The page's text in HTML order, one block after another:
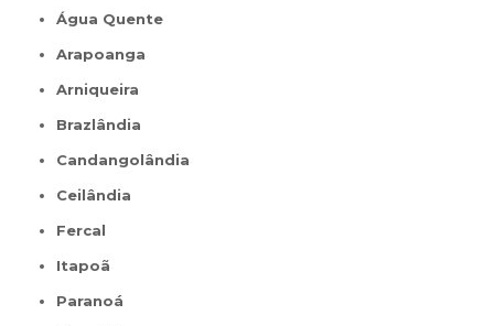
Água Quente
Arapoanga
Arniqueira
Brazlândia
Candangolândia
Ceilândia
Fercal
Itapoã
Paranoá